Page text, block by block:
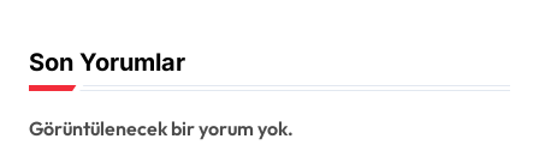
Son Yorumlar
Görüntülenecek bir yorum yok.